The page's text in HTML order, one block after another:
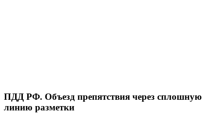
ПДД РФ. Объезд препятствия через сплошную
линию разметки